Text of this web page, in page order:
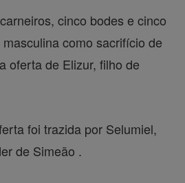
cinco bodes e cinco
como sacrifício de
oferta de Elizur, filho de
foi trazida por Selumiel,
de Simeão .